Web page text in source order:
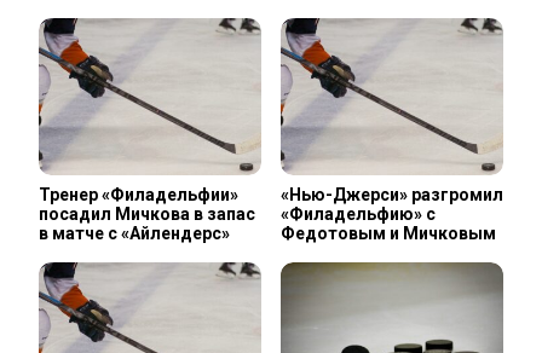
Тренер «Филадельфии»
посадил Мичкова в запас
в матче с «Айлендерс»
«Нью-Джерси» разгромил
«Филадельфию» с
Федотовым и Мичковым